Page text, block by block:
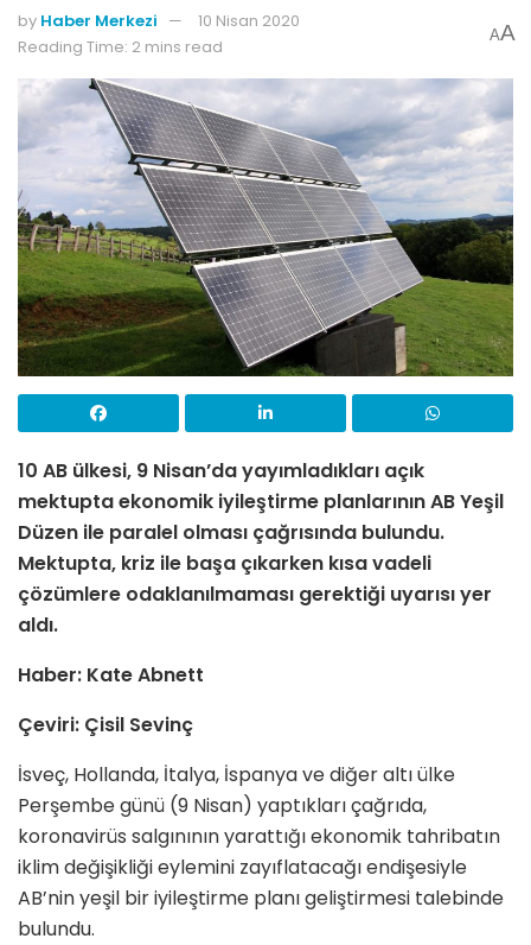
by Haber Merkezi
10 Nisan 2020
Reading Time: 2 mins read
AA
10 AB ülkesi, 9 Nisan’da yayımladıkları açık
mektupta ekonomik iyileştirme planlarının AB Yeşil
Düzen ile paralel olması çağrısında bulundu.
Mektupta, kriz ile başa çıkarken kısa vadeli
çözümlere odaklanılmaması gerektiği uyarısı yer
aldı.
Haber: Kate Abnett
Çeviri: Çisil Sevinç
İsveç, Hollanda, İtalya, İspanya ve diğer altı ülke
Perşembe günü (9 Nisan) yaptıkları çağrıda,
koronavirüs salgınının yarattığı ekonomik tahribatın
iklim değişikliği eylemini zayıflatacağı endişesiyle
AB’nin yeşil bir iyileştirme planı geliştirmesi talebinde
bulundu.